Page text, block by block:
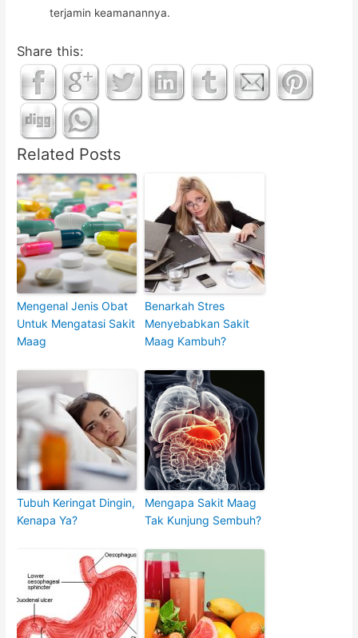
terjamin keamanannya.
Share this:
Related Posts
Mengenal Jenis Obat
Untuk Mengatasi Sakit
Maag
Benarkah Stres
Menyebabkan Sakit
Maag Kambuh?
Tubuh Keringat Dingin,
Kenapa Ya?
Mengapa Sakit Maag
Tak Kunjung Sembuh?